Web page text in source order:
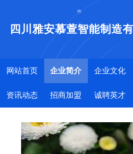
四川雅安慕萱智能制造
网站首页 企业简介 企业文化
资讯动态 招商加盟 诚聘英才